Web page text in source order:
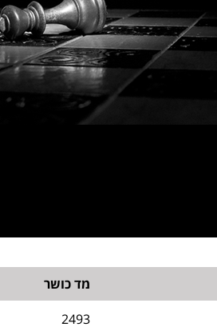
מד כושר
2493